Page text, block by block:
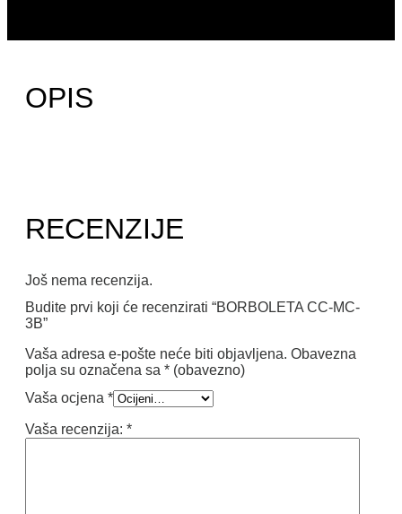
OPIS
RECENZIJE
Još nema recenzija.
Budite prvi koji će recenzirati “BORBOLETA CC-MC-
3B”
Vaša adresa e-pošte neće biti objavljena. Obavezna
polja su označena sa * (obavezno)
Vaša ocjena *
Vaša recenzija: *